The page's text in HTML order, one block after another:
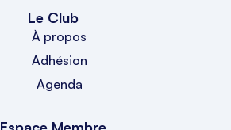
Le Club
À propos
Adhésion
Agenda